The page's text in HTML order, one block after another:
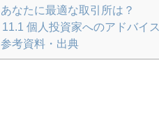
あなたに最適な取引所は？
11.1 個人投資家へのアドバイス
参考資料・出典